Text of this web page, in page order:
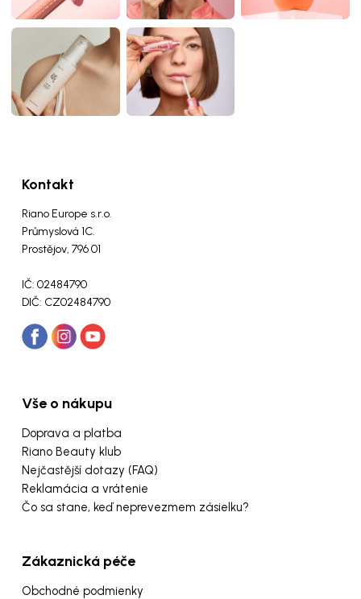
Kontakt
Riano Europe s.r.o.
Průmyslová 1C.
Prostějov, 796 01
IČ: 02484790
DIČ: CZ02484790
Vše o nákupu
Doprava a platba
Riano Beauty klub
Nejčastější dotazy (FAQ)
Reklamácia a vrátenie
Čo sa stane, keď neprevezmem zásielku?
Zákaznická péče
Obchodné podmienky